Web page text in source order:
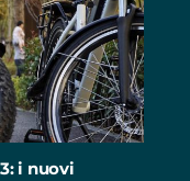
i nuovi